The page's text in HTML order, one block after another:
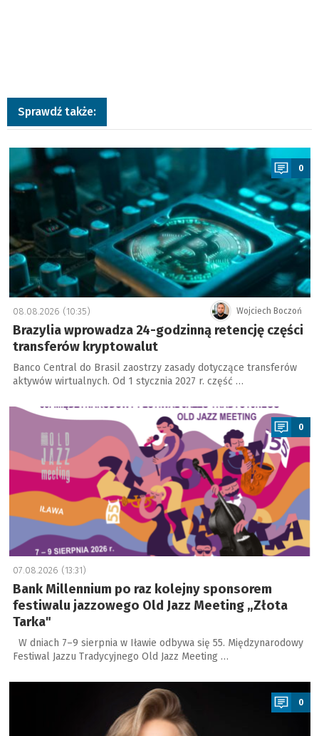
Sprawdź także:
a
0
Wojciech Boczoń
08.08.2026 (10:35)
Brazylia wprowadza 24-godzinną retencję części
transferów kryptowalut
Banco Central do Brasil zaostrzy zasady dotyczące transferów
aktywów wirtualnych. Od 1 stycznia 2027 r. część …
a
0
07.08.2026 (13:31)
Bank Millennium po raz kolejny sponsorem
festiwalu jazzowego Old Jazz Meeting „Złota
Tarka"
W dniach 7–9 sierpnia w Iławie odbywa się 55. Międzynarodowy
Festiwal Jazzu Tradycyjnego Old Jazz Meeting …
a
0